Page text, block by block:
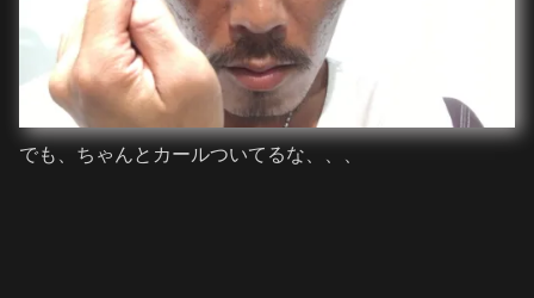
でも、ちゃんとカールついてるな、、、